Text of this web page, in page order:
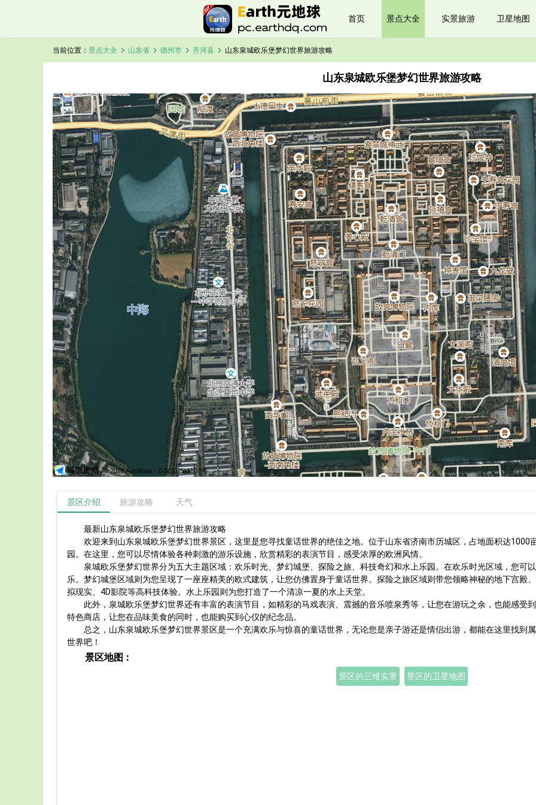
首页 景点大全 实景旅游 卫星地图
当前位置： 景点大全 chevron_right 山东省 chevron_right 德州市 chevron_right 齐河县 chevron_right 山东泉城欧乐堡梦幻世界旅游攻略
山东泉城欧乐堡梦幻世界旅游攻略
山东泉城欧乐堡梦幻世界卫星地图加载中，请稍候...
© 2026 AutoNavi - GS(2025)1807号
景区介绍 旅游攻略 天气
最新山东泉城欧乐堡梦幻世界旅游攻略
欢迎来到山东泉城欧乐堡梦幻世界景区，这里是您寻找童话世界的绝佳之地。位于山东省济南市历城区，占地面积达
园。在这里，您可以尽情体验各种刺激的游乐设施，欣赏精彩的表演节目，感受浓厚的欧洲风情。
泉城欧乐堡梦幻世界分为五大主题区域：欢乐时光、梦幻城堡、探险之旅、科技奇幻和水上乐园。在欢乐时光区域，您可
乐。梦幻城堡区域则为您呈现了一座座精美的欧式建筑，让您仿佛置身于童话世界。探险之旅区域则带您领略神秘的地下宫殿
拟现实、4D影院等高科技体验。水上乐园则为您打造了一个清凉一夏的水上天堂。
此外，泉城欧乐堡梦幻世界还有丰富的表演节目，如精彩的马戏表演、震撼的音乐喷泉秀等，让您在游玩之余，也能感受
特色商店，让您在品味美食的同时，也能购买到心仪的纪念品。
总之，山东泉城欧乐堡梦幻世界景区是一个充满欢乐与惊喜的童话世界，无论您是亲子游还是情侣出游，都能在这里找到
世界吧！
景区地图：
景区的三维实景 景区的卫星地图